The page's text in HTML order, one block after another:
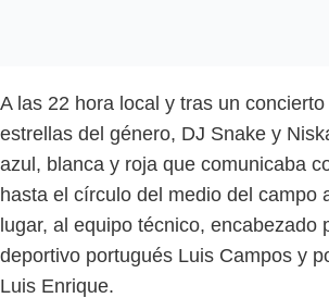
A las 22 hora local y tras un
estrellas del género, DJ Snake y
azul, blanca y roja que comunicaba
hasta el círculo del medio del campo
lugar, al equipo técnico, encabezado
deportivo portugués Luis Campos y
Luis Enrique.